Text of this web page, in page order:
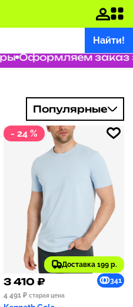
Найти!
Оформляем заказ за
Популярные
- 24 %
Доставка 199 р.
3 410 ₽
341
4 491 ₽ старая цена